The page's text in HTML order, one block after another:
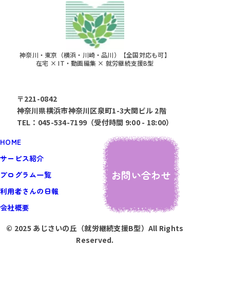
神奈川・東京（横浜・川崎・品川）【全国対応も可】
在宅 × IT・動画編集 × 就労継続支援B型
〒221-0842
神奈川県横浜市神奈川区泉町1-3大関ビル 2階
TEL：045-534-7199（受付時間 9:00 - 18:00）
HOME
サービス紹介
プログラム一覧
利用者さんの日報
会社概要
お問い合わせ
© 2025 あじさいの丘（就労継続支援B型）All Rights
Reserved.